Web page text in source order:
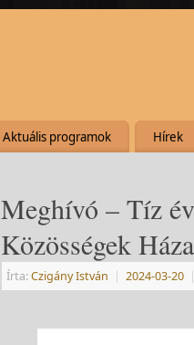
Aktuális programok Hírek
Meghívó – Tíz
Közösségek
Írta:Czigány István | 2024-03-20 |